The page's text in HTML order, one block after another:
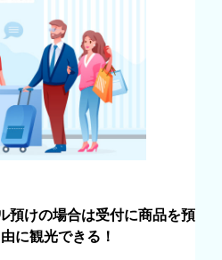
預けの場合は受付に商品を預
に観光できる！